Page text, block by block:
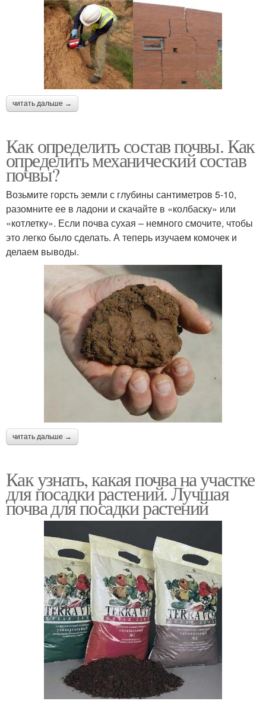
читать дальше →
Как определить состав почвы. Как
определить механический состав
почвы?
Возьмите горсть земли с глубины сантиметров 5-10,
разомните ее в ладони и скачайте в «колбаску» или
«котлетку». Если почва сухая – немного смочите, чтобы
это легко было сделать. А теперь изучаем комочек и
делаем выводы.
читать дальше →
Как узнать, какая почва на участке
для посадки растений. Лучшая
почва для посадки растений